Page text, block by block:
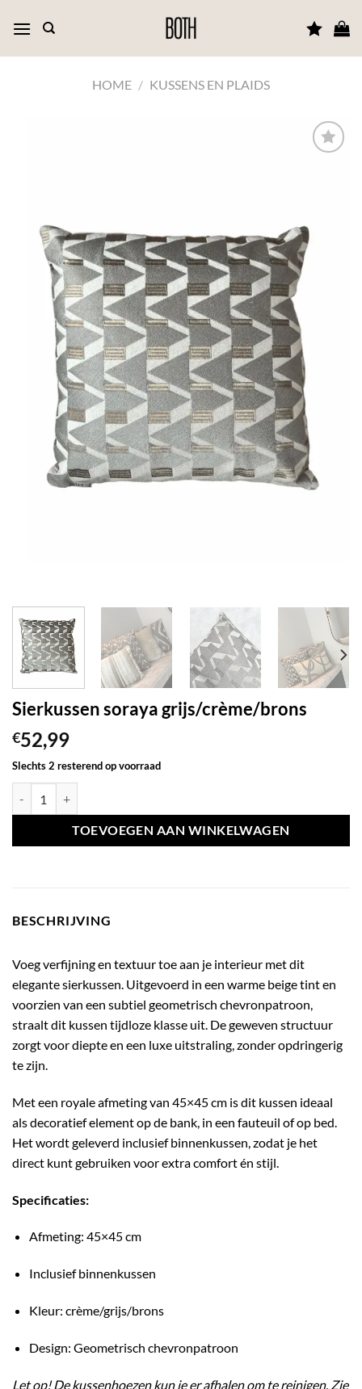
naar
HOME / KUSSENS EN PLAIDS
FAVORIETEN
Sierkussen soraya grijs/crème/brons
€52,99
Slechts 2 resterend op voorraad
TOEVOEGEN AAN WINKELWAGEN
BESCHRIJVING
Voeg verfijning en textuur toe aan je interieur met dit
elegante sierkussen. Uitgevoerd in een warme beige tint en
voorzien van een subtiel geometrisch chevronpatroon,
straalt dit kussen tijdloze klasse uit. De geweven structuur
zorgt voor diepte en een luxe uitstraling, zonder opdringerig
te zijn.
Met een royale afmeting van 45×45 cm is dit kussen ideaal
als decoratief element op de bank, in een fauteuil of op bed.
Het wordt geleverd inclusief binnenkussen, zodat je het
direct kunt gebruiken voor extra comfort én stijl.
Specificaties:
Afmeting: 45×45 cm
Inclusief binnenkussen
Kleur: crème/grijs/brons
Design: Geometrisch chevronpatroon
Let op! De kussenhoezen kun je er afhalen om te reinigen. Zie